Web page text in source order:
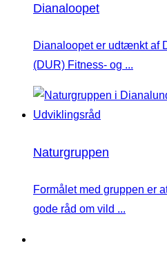
Dianaloopet
Dianaloopet er udtænkt af
(DUR) Fitness- og ...
Naturgruppen
Formålet med gruppen er
gode råd om vild ...